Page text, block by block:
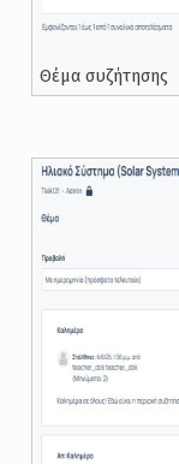
Θέμα συζήτησης